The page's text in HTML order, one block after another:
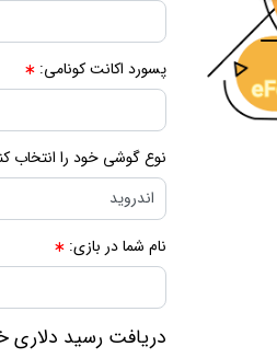
پسورد اکانت کونامی:
نوع گوشی خود را انتخاب
نام شما در بازی:
دریافت رسید دلاری